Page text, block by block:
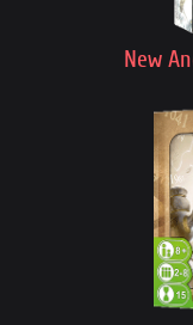
New